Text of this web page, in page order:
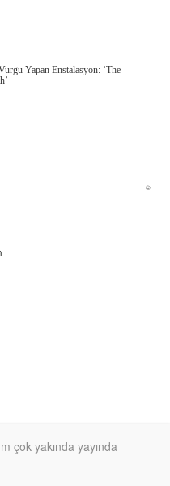
Yapan Enstalasyon: ‘The
©
çok yakında yayında